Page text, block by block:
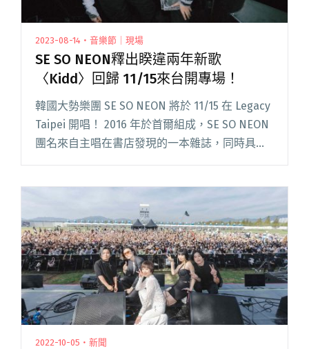
2023-08-14・音樂節｜現場
SE SO NEON釋出睽違兩年新歌
〈Kidd〉回歸 11/15來台開專場！
韓國大勢樂團 SE SO NEON 將於 11/15 在 Legacy
Taipei 開唱！ 2016 年於首爾組成，SE SO NEON
團名來自主唱在書店發現的一本雜誌，同時具有
2022-10-05・新聞